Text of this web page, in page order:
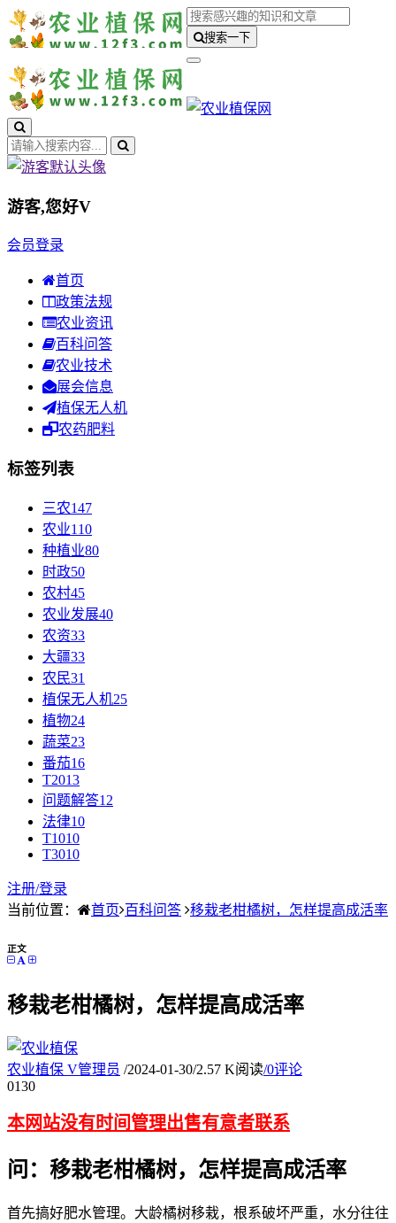
搜索一下
游客,您好V
会员登录
首页
政策法规
农业资讯
百科问答
农业技术
展会信息
植保无人机
农药肥料
标签列表
三农147
农业110
种植业80
时政50
农村45
农业发展40
农资33
大疆33
农民31
植保无人机25
植物24
蔬菜23
番茄16
T2013
问题解答12
法律10
T1010
T3010
注册/登录
当前位置：
首页 百科问答 移栽老柑橘树，怎样提高成活率
正文
移栽老柑橘树，怎样提高成活率
农业植保 V管理员 /2024-01-30/2.57 K阅读/0评论
0130
本网站没有时间管理出售有意者联系
问：移栽老柑橘树，怎样提高成活率
首先搞好肥水管理。大龄橘树移栽，根系破坏严重，水分往往